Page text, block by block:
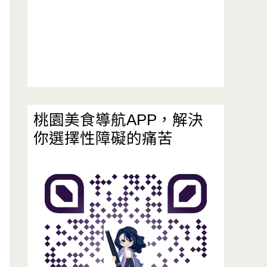
桃園美食導航APP，解決
你選擇性障礙的痛苦